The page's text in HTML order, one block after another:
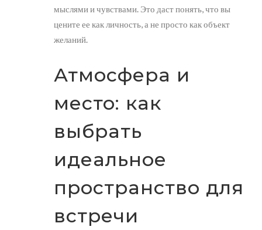
мыслями и чувствами. Это даст понять, что вы
цените ее как личность, а не просто как объект
желаний.
Атмосфера и
место: как
выбрать
идеальное
пространство для
встречи